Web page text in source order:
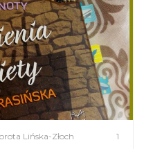
Lińska-Złoch 1